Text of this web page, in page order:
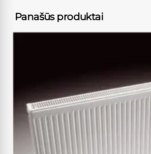
Panašūs produktai